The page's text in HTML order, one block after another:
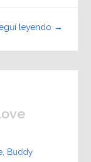
leyendo →
Buddy